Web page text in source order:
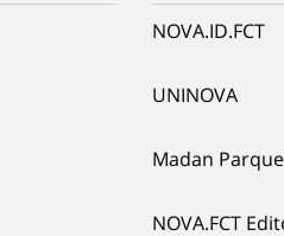
NOVA.ID.FCT
UNINOVA
Madan Parque
NOVA.FCT